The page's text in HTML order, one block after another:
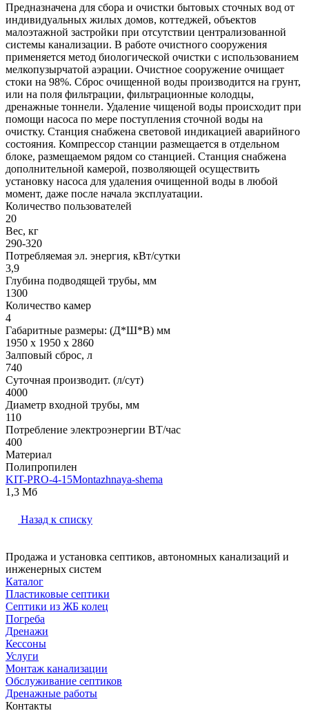
Предназначена для сбора и очистки бытовых сточных вод от
индивидуальных жилых домов, коттеджей, объектов
малоэтажной застройки при отсутствии централизованной
системы канализации. В работе очистного сооружения
применяется метод биологической очистки с использованием
мелкопузырчатой аэрации. Очистное сооружение очищает
стоки на 98%. Сброс очищенной воды производится на грунт,
или на поля фильтрации, фильтрационные колодцы,
дренажные тоннели. Удаление чищеной воды происходит при
помощи насоса по мере поступления сточной воды на
очистку. Станция снабжена световой индикацией аварийного
состояния. Компрессор станции размещается в отдельном
блоке, размещаемом рядом со станцией. Станция снабжена
дополнительной камерой, позволяющей осуществить
установку насоса для удаления очищенной воды в любой
момент, даже после начала эксплуатации.
Количество пользователей
20
Вес, кг
290-320
Потребляемая эл. энергия, кВт/сутки
3,9
Глубина подводящей трубы, мм
1300
Количество камер
4
Габаритные размеры: (Д*Ш*В) мм
1950 х 1950 х 2860
Залповый сброс, л
740
Суточная производит. (л/сут)
4000
Диаметр входной трубы, мм
110
Потребление электроэнергии ВТ/час
400
Материал
Полипропилен
KIT-PRO-4-15Montazhnaya-shema
1,3 Мб
Назад к списку
Продажа и установка септиков, автономных канализаций и
инженерных систем
Каталог
Пластиковые септики
Септики из ЖБ колец
Погреба
Дренажи
Кессоны
Услуги
Монтаж канализации
Обслуживание септиков
Дренажные работы
Контакты